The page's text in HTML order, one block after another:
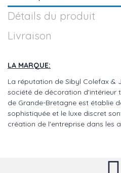
Détails du produit
Livraison
LA MARQUE:
La réputation de Sibyl Colefax &
société de décoration d'intérieur
de Grande-Bretagne est établie
sophistiquée et le luxe discret
création de l'entreprise dans les